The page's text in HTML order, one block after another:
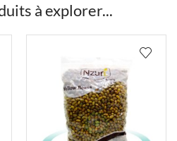
à explorer...